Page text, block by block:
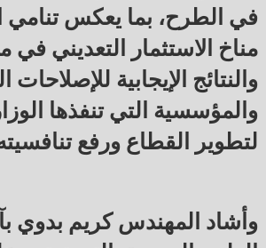
في الطرح، بما يعكس تنامي
مناخ الاستثمار التعديني في
والنتائج الإيجابية للإصلاحات
والمؤسسية التي تنفذها
لتطوير القطاع ورفع
وأشاد المهندس كريم بدوي